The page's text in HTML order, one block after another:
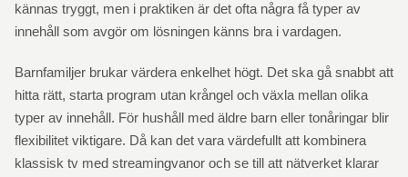
kännas tryggt, men i praktiken är det ofta några få typer av
innehåll som avgör om lösningen känns bra i vardagen.
Barnfamiljer brukar värdera enkelhet högt. Det ska gå snabbt att
hitta rätt, starta program utan krångel och växla mellan olika
typer av innehåll. För hushåll med äldre barn eller tonåringar blir
flexibilitet viktigare. Då kan det vara värdefullt att kombinera
klassisk tv med streamingvanor och se till att nätverket klarar